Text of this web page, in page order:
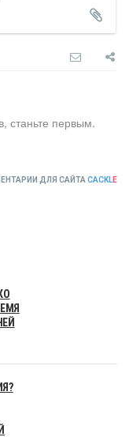
станьте первым.
ДЛЯ САЙТА CACKLE